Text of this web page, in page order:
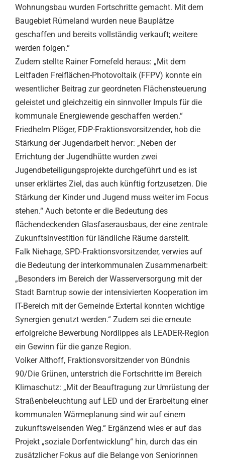
Wohnungsbau wurden Fortschritte gemacht. Mit dem
Baugebiet Rümeland wurden neue Bauplätze
geschaffen und bereits vollständig verkauft; weitere
werden folgen.“
Zudem stellte Rainer Fornefeld heraus: „Mit dem
Leitfaden Freiflächen-Photovoltaik (FFPV) konnte ein
wesentlicher Beitrag zur geordneten Flächensteuerung
geleistet und gleichzeitig ein sinnvoller Impuls für die
kommunale Energiewende geschaffen werden.“
Friedhelm Plöger, FDP-Fraktionsvorsitzender, hob die
Stärkung der Jugendarbeit hervor: „Neben der
Errichtung der Jugendhütte wurden zwei
Jugendbeteiligungsprojekte durchgeführt und es ist
unser erklärtes Ziel, das auch künftig fortzusetzen. Die
Stärkung der Kinder und Jugend muss weiter im Focus
stehen.“ Auch betonte er die Bedeutung des
flächendeckenden Glasfaserausbaus, der eine zentrale
Zukunftsinvestition für ländliche Räume darstellt.
Falk Niehage, SPD-Fraktionsvorsitzender, verwies auf
die Bedeutung der interkommunalen Zusammenarbeit:
„Besonders im Bereich der Wasserversorgung mit der
Stadt Barntrup sowie der intensivierten Kooperation im
IT-Bereich mit der Gemeinde Extertal konnten wichtige
Synergien genutzt werden.“ Zudem sei die erneute
erfolgreiche Bewerbung Nordlippes als LEADER-Region
ein Gewinn für die ganze Region.
Volker Althoff, Fraktionsvorsitzender von Bündnis
90/Die Grünen, unterstrich die Fortschritte im Bereich
Klimaschutz: „Mit der Beauftragung zur Umrüstung der
Straßenbeleuchtung auf LED und der Erarbeitung einer
kommunalen Wärmeplanung sind wir auf einem
zukunftsweisenden Weg.“ Ergänzend wies er auf das
Projekt „soziale Dorfentwicklung“ hin, durch das ein
zusätzlicher Fokus auf die Belange von Seniorinnen